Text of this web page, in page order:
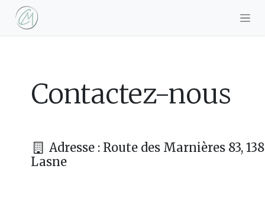
Se rendre au contenu
Contactez-nous
Adresse : Route des Marnières 83,
Lasne